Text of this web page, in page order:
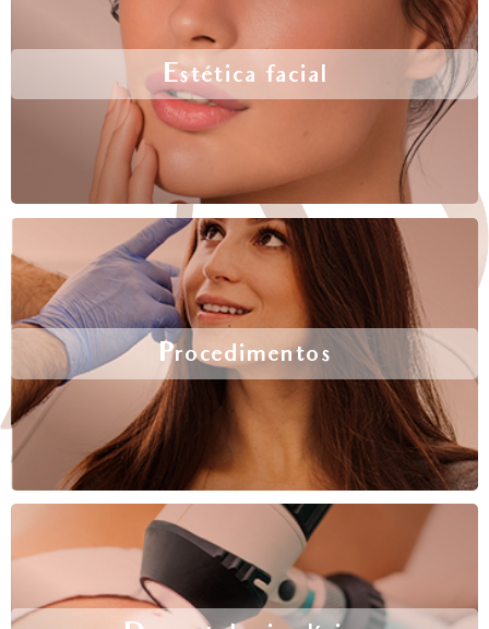
Estética facial
Procedimentos